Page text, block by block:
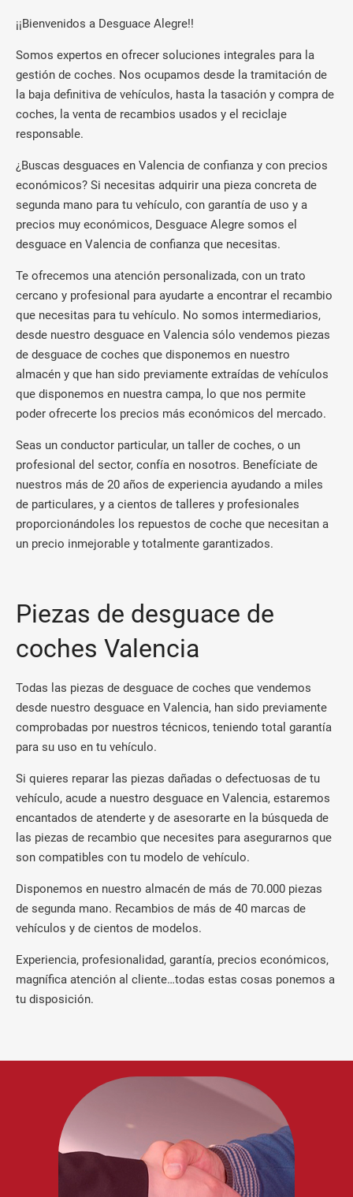
¡¡Bienvenidos a Desguace Alegre!!
Somos expertos en ofrecer soluciones integrales para la
gestión de coches. Nos ocupamos desde la tramitación de
la baja definitiva de vehículos, hasta la tasación y compra de
coches, la venta de recambios usados y el reciclaje
responsable.
¿Buscas desguaces en Valencia de confianza y con precios
económicos? Si necesitas adquirir una pieza concreta de
segunda mano para tu vehículo, con garantía de uso y a
precios muy económicos, Desguace Alegre somos el
desguace en Valencia de confianza que necesitas.
Te ofrecemos una atención personalizada, con un trato
cercano y profesional para ayudarte a encontrar el recambio
que necesitas para tu vehículo. No somos intermediarios,
desde nuestro desguace en Valencia sólo vendemos piezas
de desguace de coches que disponemos en nuestro
almacén y que han sido previamente extraídas de vehículos
que disponemos en nuestra campa, lo que nos permite
poder ofrecerte los precios más económicos del mercado.
Seas un conductor particular, un taller de coches, o un
profesional del sector, confía en nosotros. Benefíciate de
nuestros más de 20 años de experiencia ayudando a miles
de particulares, y a cientos de talleres y profesionales
proporcionándoles los repuestos de coche que necesitan a
un precio inmejorable y totalmente garantizados.
Piezas de desguace de
coches Valencia
Todas las piezas de desguace de coches que vendemos
desde nuestro desguace en Valencia, han sido previamente
comprobadas por nuestros técnicos, teniendo total garantía
para su uso en tu vehículo.
Si quieres reparar las piezas dañadas o defectuosas de tu
vehículo, acude a nuestro desguace en Valencia, estaremos
encantados de atenderte y de asesorarte en la búsqueda de
las piezas de recambio que necesites para asegurarnos que
son compatibles con tu modelo de vehículo.
Disponemos en nuestro almacén de más de 70.000 piezas
de segunda mano. Recambios de más de 40 marcas de
vehículos y de cientos de modelos.
Experiencia, profesionalidad, garantía, precios económicos,
magnífica atención al cliente…todas estas cosas ponemos a
tu disposición.